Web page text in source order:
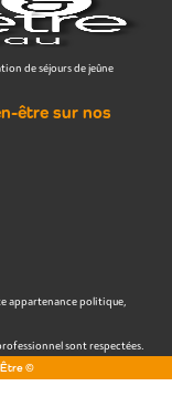
de séjours de jeûne
être sur nos
appartenance politique,
sont respectées.
©